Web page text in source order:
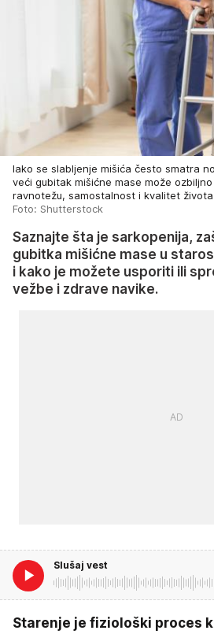
Iako se slabljenje mišića često smatra
veći gubitak mišićne mase može
ravnotežu, samostalnost i kvalitet
Foto: Shutterstock
Saznajte šta je sarkopenija,
gubitka mišićne mase u
i kako je možete usporiti ili
vežbe i zdrave navike.
Slušaj vest
Starenje je fiziološki proces